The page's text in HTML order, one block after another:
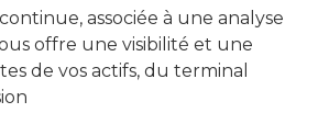
associée à une analyse
offre une visibilité et une
de vos actifs, du terminal